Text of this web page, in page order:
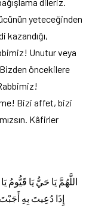
yeteceğinden
kazandığı,
Unutur veya
öncekilere
Bizi affet, bizi
Kâfirler
اللَّهُمَّ يَا حَيُّ يَا قَيُّومُ
إِذَا دُعِيتَ بِهِ